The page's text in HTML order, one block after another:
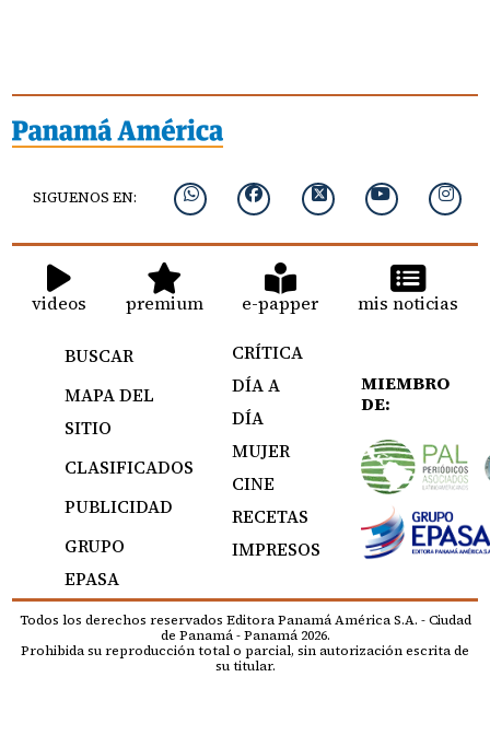
SIGUENOS EN:
videos premium e-papper mis noticias
BUSCAR
MAPA DEL
SITIO
CLASIFICADOS
PUBLICIDAD
GRUPO
EPASA
CRÍTICA
DÍA A
DÍA
MUJER
CINE
RECETAS
IMPRESOS
MIEMBRO
DE:
Todos los derechos reservados Editora Panamá América S.A. - Ciudad
de Panamá - Panamá 2026.
Prohibida su reproducción total o parcial, sin autorización escrita de
su titular.